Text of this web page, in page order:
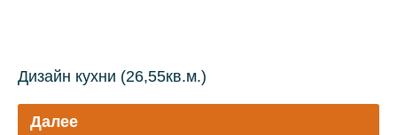
Дизайн кухни (26,55кв.м.)
Далее